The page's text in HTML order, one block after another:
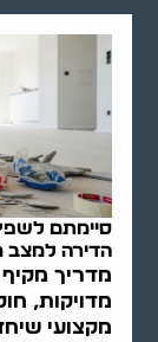
סיימתם
הדירה למצב
מדריך מקיף
מדויקות,
מקצועי